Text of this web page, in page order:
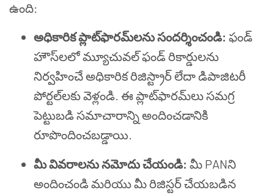
ఉంది:
అధికారిక ప్లాట్‌ఫారమ్‌లను సందర్శించండి: ఫండ్
హౌస్‌లలో మ్యూచువల్ ఫండ్ రికార్డులను
నిర్వహించే అధికారిక రిజిస్ట్రార్ లేదా డిపాజిటరీ
పోర్టల్‌లకు వెళ్లండి. ఈ ప్లాట్‌ఫారమ్‌లు సమగ్ర
పెట్టుబడి సమాచారాన్ని అందించడానికి
రూపొందించబడ్డాయి.
మీ వివరాలను నమోదు చేయండి: మీ PANని
అందించండి మరియు మీ రిజిస్టర్ చేయబడిన